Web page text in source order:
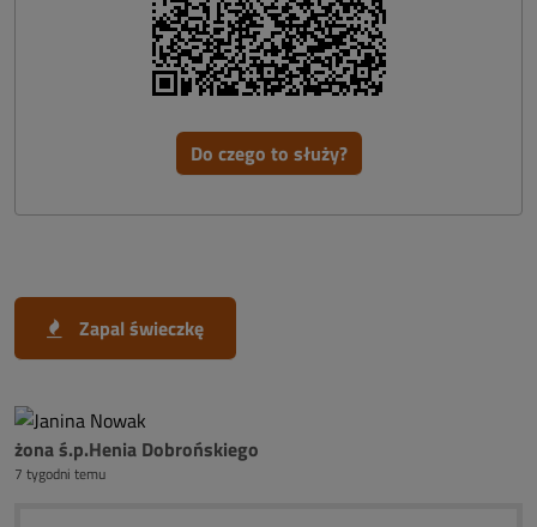
Do czego to służy?
Zapal świeczkę
żona ś.p.Henia Dobrońskiego
7 tygodni temu